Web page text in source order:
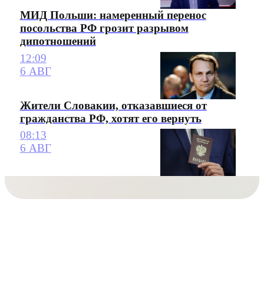
МИД Польши: намеренный перенос
посольства РФ грозит разрывом
дипотношений
12:09
6 АВГ
Жители Словакии, отказавшиеся от
гражданства РФ, хотят его вернуть
08:13
6 АВГ